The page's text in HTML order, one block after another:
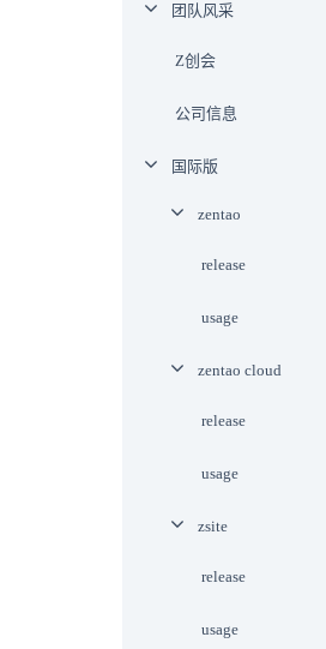
团队风采
Z创会
公司信息
国际版
zentao
release
usage
zentao cloud
release
usage
zsite
release
usage